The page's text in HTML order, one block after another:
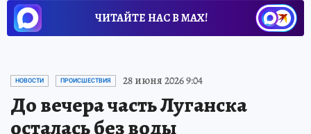
ЧИТАЙТЕ НАС В МАХ!
НОВОСТИ ПРОИСШЕСТВИЯ 28 июня 2026 9:04
До вечера часть Луганска
осталась без воды